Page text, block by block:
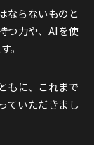
ならないものと
つ力や、AIを使
。
もに、これまで
ていただきまし